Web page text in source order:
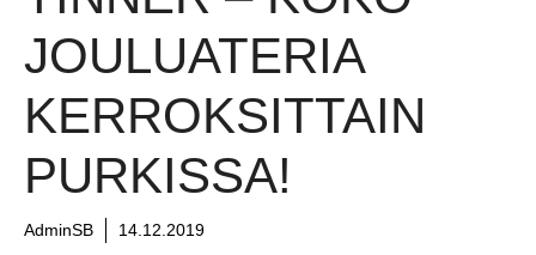
JOULUATERIA
KERROKSITTAIN
PURKISSA!
AdminSB 14.12.2019